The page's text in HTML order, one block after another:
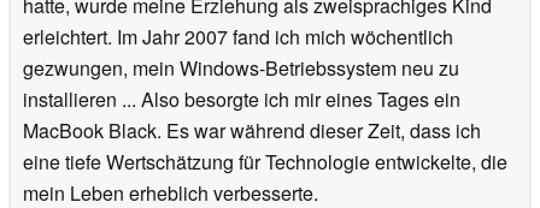
erleichtert. Im Jahr 2007 fand ich mich wöchentlich
gezwungen, mein Windows-Betriebssystem neu zu
installieren ... Also besorgte ich mir eines Tages ein
MacBook Black. Es war während dieser Zeit, dass ich
eine tiefe Wertschätzung für Technologie entwickelte, die
mein Leben erheblich verbesserte.